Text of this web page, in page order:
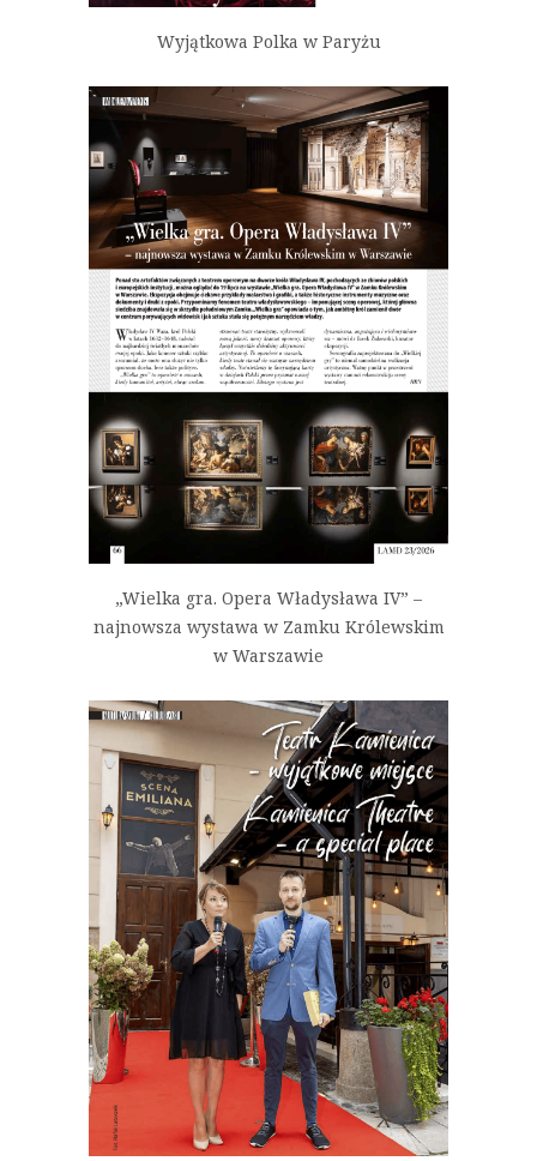
Wyjątkowa Polka w Paryżu
„Wielka gra. Opera Władysława IV” –
najnowsza wystawa w Zamku Królewskim
w Warszawie